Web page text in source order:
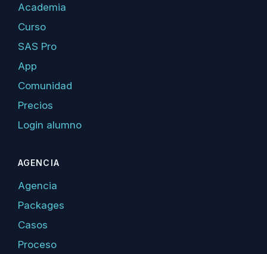
Academia
Curso
SAS Pro
App
Comunidad
Precios
Login alumno
AGENCIA
Agencia
Packages
Casos
Proceso